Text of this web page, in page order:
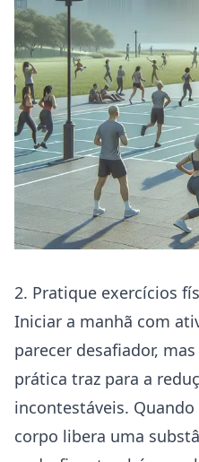
2. Pratique exercícios
Iniciar a manhã com
parecer desafiador,
prática traz para a
incontestáveis.
corpo libera uma